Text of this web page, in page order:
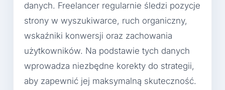
danych. Freelancer regularnie śledzi pozycje
strony w wyszukiwarce, ruch organiczny,
wskaźniki konwersji oraz zachowania
użytkowników. Na podstawie tych danych
wprowadza niezbędne korekty do strategii,
aby zapewnić jej maksymalną skuteczność.